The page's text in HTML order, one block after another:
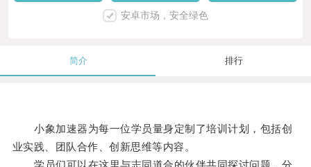
安卓市场，安全绿色
简介 排行
小象加速器为每一位学员量身定制了培训计划，包括创
业实践、团队合作、创新思维等内容。